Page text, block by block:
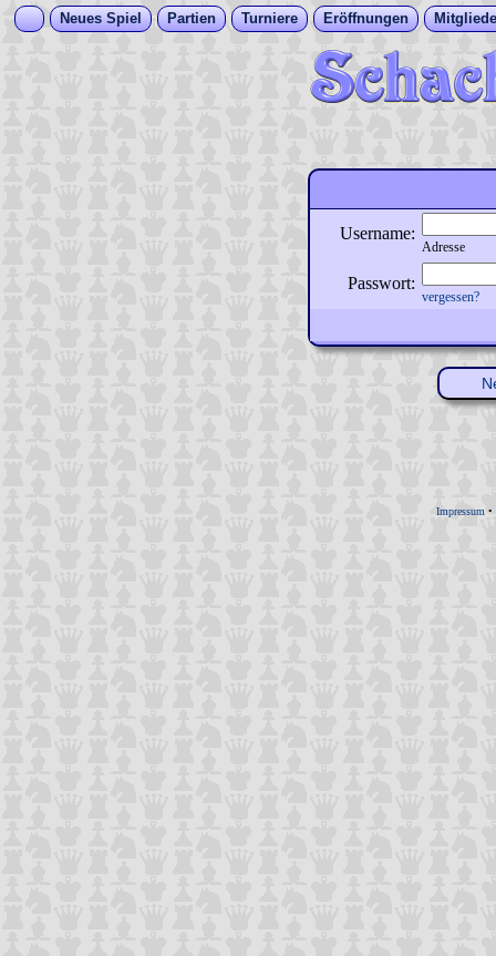
Neues Spiel Partien Turniere Eröffnungen
Username:
Adresse
Passwort:
vergessen?
Impressum •